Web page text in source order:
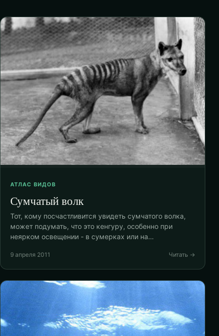
АТЛАС ВИДОВ
Сумчатый волк
Тот, кому посчастливится увидеть сумчатого волка,
может подумать, что это кенгуру, особенно при
неярком освещении - в сумерках или на…
9 апреля 2011 Читать →